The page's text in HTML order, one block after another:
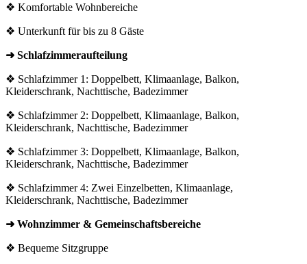
❖ Komfortable Wohnbereiche
❖ Unterkunft für bis zu 8 Gäste
➜ Schlafzimmeraufteilung
❖ Schlafzimmer 1: Doppelbett, Klimaanlage, Balkon,
Kleiderschrank, Nachttische, Badezimmer
❖ Schlafzimmer 2: Doppelbett, Klimaanlage, Balkon,
Kleiderschrank, Nachttische, Badezimmer
❖ Schlafzimmer 3: Doppelbett, Klimaanlage, Balkon,
Kleiderschrank, Nachttische, Badezimmer
❖ Schlafzimmer 4: Zwei Einzelbetten, Klimaanlage,
Kleiderschrank, Nachttische, Badezimmer
➜ Wohnzimmer & Gemeinschaftsbereiche
❖ Bequeme Sitzgruppe